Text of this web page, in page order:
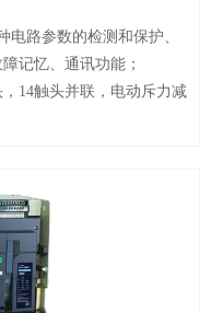
电路参数的检测和保护、
记忆、通讯功能；
14触头并联，电动斥力减